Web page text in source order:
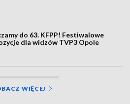
do 63. KFPP! Festiwalowe
dla widzów TVP3 Opole
WIĘCEJ